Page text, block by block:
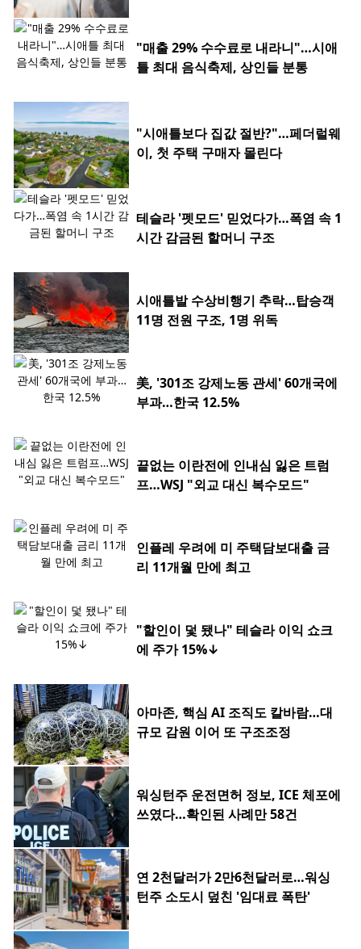
"매출 29% 수수료로 내라니"…시애
틀 최대 음식축제, 상인들 분통
"시애틀보다 집값 절반?"…페더럴웨
이, 첫 주택 구매자 몰린다
테슬라 '펫모드' 믿었다가…폭염 속 1
시간 감금된 할머니 구조
시애틀발 수상비행기 추락…탑승객
11명 전원 구조, 1명 위독
美, '301조 강제노동 관세' 60개국에
부과…한국 12.5%
끝없는 이란전에 인내심 잃은 트럼
프…WSJ "외교 대신 복수모드"
인플레 우려에 미 주택담보대출 금
리 11개월 만에 최고
"할인이 덫 됐나" 테슬라 이익 쇼크
에 주가 15%↓
아마존, 핵심 AI 조직도 칼바람…대
규모 감원 이어 또 구조조정
워싱턴주 운전면허 정보, ICE 체포에
쓰였다…확인된 사례만 58건
연 2천달러가 2만6천달러로…워싱
턴주 소도시 덮친 '임대료 폭탄'